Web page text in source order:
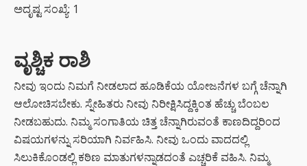
ಅದೃಷ್ಟ ಸಂಖ್ಯೆ: 1
ವೃಶ್ಚಿಕ ರಾಶಿ
ನೀವು ಇಂದು ನಿಮಗೆ ನೀಡಲಾದ ಹೂಡಿಕೆಯ ಯೋಜನೆಗಳ ಬಗ್ಗೆ ಚೆನ್ನಾಗಿ
ಆಲೋಚಿಸಬೇಕು. ಸ್ನೇಹಿತರು ನೀವು ನಿರೀಕ್ಷಿಸಿದ್ದಕ್ಕಿಂತ ಹೆಚ್ಚು ಬೆಂಬಲ
ನೀಡಬಹುದು. ನಿಮ್ಮ ಸಂಗಾತಿಯ ಚಿತ್ತ ಚೆನ್ನಾಗಿರುವಂತೆ ಕಾಣದಿದ್ದರಿಂದ
ವಿಷಯಗಳನ್ನು ಸರಿಯಾಗಿ ನಿರ್ವಹಿಸಿ. ನೀವು ಒಂದು ವಾದದಲ್ಲಿ
ಸಿಲುಕಿಕೊಂಡಲ್ಲಿ ಕಠಿಣ ಮಾತುಗಳನ್ನಾಡದಂತೆ ಎಚ್ಚರಿಕೆ ವಹಿಸಿ. ನಿಮ್ಮ